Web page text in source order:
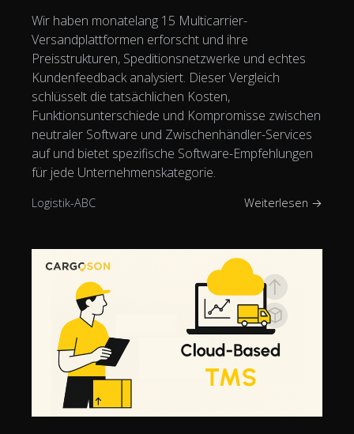
Wir haben monatelang 15 Multicarrier-
Versandplattformen erforscht und ihre
Preisstrukturen, Speditionsnetzwerke und echtes
Kundenfeedback analysiert. Dieser Vergleich
schlüsselt die tatsächlichen Kosten,
Funktionsunterschiede und Kompromisse zwischen
neutraler Software und Zwischenhändler-Services
auf und bietet spezifische Software-Empfehlungen
für jede Unternehmenskategorie.
Logistik-ABC Weiterlesen →